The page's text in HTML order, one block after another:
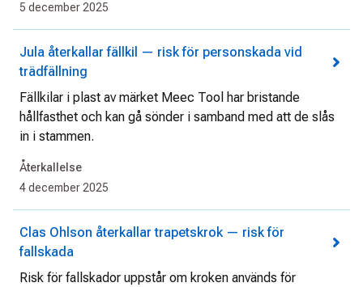
5 december 2025
Jula återkallar fällkil — risk för personskada vid
trädfällning
Fällkilar i plast av märket Meec Tool har bristande
hållfasthet och kan gå sönder i samband med att de slås
in i stammen.
Återkallelse
4 december 2025
Clas Ohlson återkallar trapetskrok — risk för
fallskada
Risk för fallskador uppstår om kroken används för